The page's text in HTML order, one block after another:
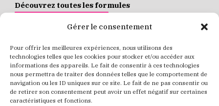
Gérer le consentement
Pour offrir les meilleures expériences, nous utilisons des
technologies telles que les cookies pour stocker et/ou accéder aux
informations des appareils. Le fait de consentir à ces technologies
nous permettra de traiter des données telles que le comportement de
navigation ou les ID uniques sur ce site. Le fait de ne pas consentir ou
de retirer son consentement peut avoir un effet négatif sur certaines
caractéristiques et fonctions.
Découvrez toutes les formules
JE M’ABONNE EN LIGNE
Places individuelles :de 8 à 35€
Achetez vos places
JE RÉSERVE MES PLACES